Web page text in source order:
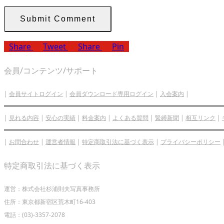
Share Tweet Share Pin
会員/コンテンツ/サポート
| 会員サイトログイン | 会員ダウンロード専用ログイン | 入会案内 |
| 見れる内容 | 安心の実績 | 料金案内 | よくある質問 | 緊縛新聞 | 相互リンク |
| お問合わせ | 運営者情報 | 特定商取引法に基づく表示 | プライバシーポリシー |
特定商取引法に基づく表示
運営：株式会社杉浦則夫写真事務所
住所：東京都新宿区荒木町16-403
電話：(03)-3357-2078